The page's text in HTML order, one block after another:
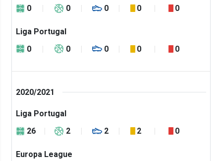
0
0 0 0 0
Liga Portugal
0
0 0 0 0
2020/2021
Liga Portugal
26
2 2 2 0
Europa League